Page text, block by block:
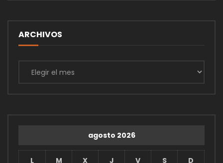
ARCHIVOS
agosto 2026
L M X J V S D